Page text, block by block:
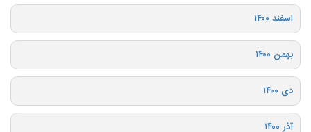
اسفند ۱۴۰۰
بهمن ۱۴۰۰
دی ۱۴۰۰
آذر ۱۴۰۰